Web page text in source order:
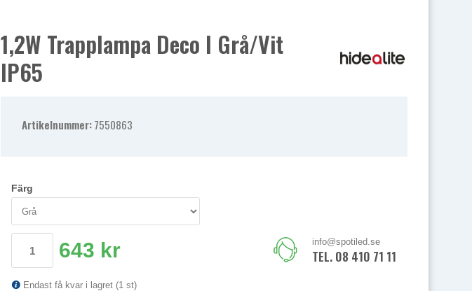
1,2W Trapplampa Deco I Grå/vit
IP65
Artikelnummer:7550863
Färg
643 kr info@spotiled.se
TEL. 08 410 71 111
Endast få kvar i lagret (1 st)